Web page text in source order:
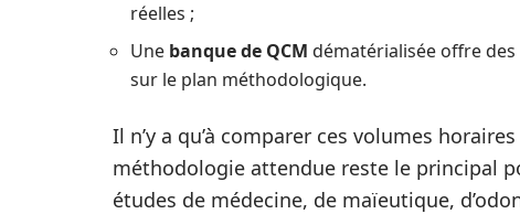
réelles ;
Une banque de QCM dématérialisée offre
sur le plan méthodologique.
Il n’y a qu’à comparer ces volumes
méthodologie attendue reste le principal
études de médecine, de maïeutique,